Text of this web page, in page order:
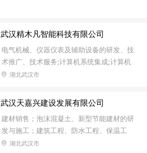
即可测出外加载。 电子汽车衡主要由承载
感器（下简称传感器）、连接件、限位装置
及接线盒等零部件组成，还可以选配打印
机、显示大屏幕、计算机及称重管理软件和
磅单，是目前一种全新的管理方式；由电
脑，打印机，仪表
武汉精木凡智能科技有限公司
电气机械、仪器仪表及辅助设备的研发、技
术推广、技术服务;计算机系统集成;计算机
设备、电气机械、劳保用品、仪器仪表及辅
服务;普通机电设备、仪表的安装、维修及
技术服务。
湖北武汉市
武汉天嘉兴建设发展有限公司
建材销售；泡沫混凝土、新型节能建材的研
发与施工；建筑工程、防水工程、保温工
程、室内外装饰装潢工程、园林绿化工程的
湖北武汉市